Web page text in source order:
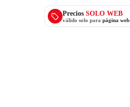
Precios SOLO WEB
válido solo para página web